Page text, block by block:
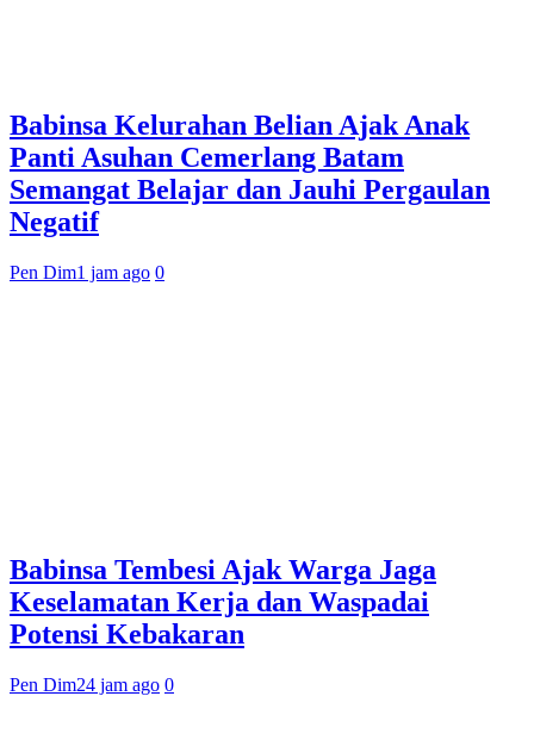
Babinsa Kelurahan Belian Ajak Anak
Panti Asuhan Cemerlang Batam
Semangat Belajar dan Jauhi Pergaulan
Negatif
Pen Dim1 jam ago 0
Babinsa Tembesi Ajak Warga Jaga
Keselamatan Kerja dan Waspadai
Potensi Kebakaran
Pen Dim24 jam ago 0